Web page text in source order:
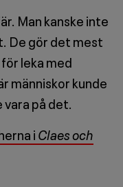
Man kanske inte
De gör det mest
leka med
människor kunde
på det.
iClaes och